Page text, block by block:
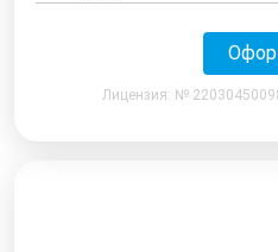
Лицензия: №